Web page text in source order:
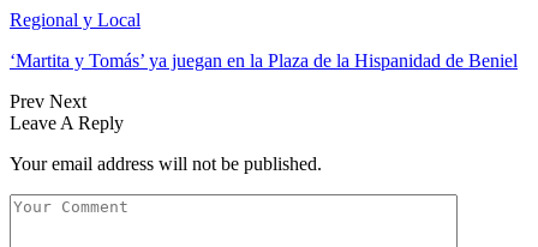
Regional y Local
‘Martita y Tomás’ ya juegan en la Plaza de la Hispanidad de Beniel
Prev Next
Leave A Reply
Your email address will not be published.